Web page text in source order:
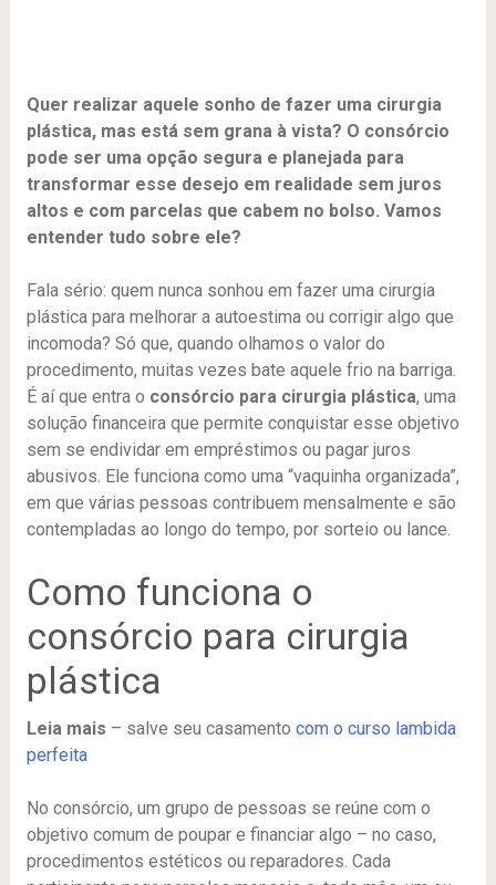
Quer realizar aquele sonho de fazer uma cirurgia
plástica, mas está sem grana à vista? O consórcio
pode ser uma opção segura e planejada para
transformar esse desejo em realidade sem juros
altos e com parcelas que cabem no bolso. Vamos
entender tudo sobre ele?
Fala sério: quem nunca sonhou em fazer uma cirurgia
plástica para melhorar a autoestima ou corrigir algo que
incomoda? Só que, quando olhamos o valor do
procedimento, muitas vezes bate aquele frio na barriga.
É aí que entra o consórcio para cirurgia plástica, uma
solução financeira que permite conquistar esse objetivo
sem se endividar em empréstimos ou pagar juros
abusivos. Ele funciona como uma “vaquinha organizada”,
em que várias pessoas contribuem mensalmente e são
contempladas ao longo do tempo, por sorteio ou lance.
Como funciona o
consórcio para cirurgia
plástica
Leia mais – salve seu casamento com o curso lambida
perfeita
No consórcio, um grupo de pessoas se reúne com o
objetivo comum de poupar e financiar algo – no caso,
procedimentos estéticos ou reparadores. Cada